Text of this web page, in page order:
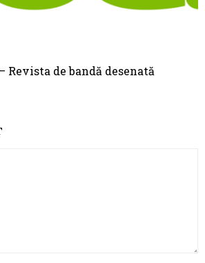
Revista de bandă desenată